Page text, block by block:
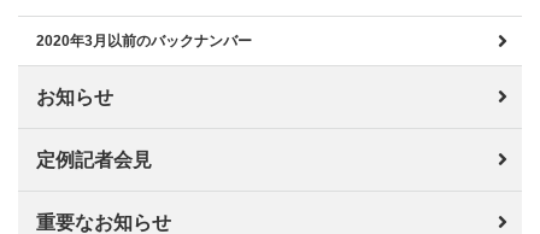
2020年3月以前のバックナンバー
お知らせ
定例記者会見
重要なお知らせ